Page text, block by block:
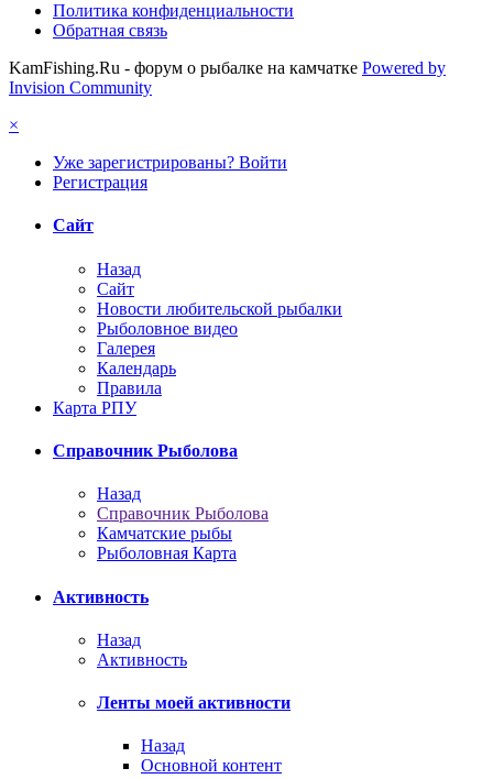
Политика конфиденциальности
Обратная связь
KamFishing.Ru - форум о рыбалке на камчатке Powered by
Invision Community
×
Уже зарегистрированы? Войти
Регистрация
Сайт
Назад
Сайт
Новости любительской рыбалки
Рыболовное видео
Галерея
Календарь
Правила
Карта РПУ
Справочник Рыболова
Назад
Справочник Рыболова
Камчатские рыбы
Рыболовная Карта
Активность
Назад
Активность
Ленты моей активности
Назад
Основной контент